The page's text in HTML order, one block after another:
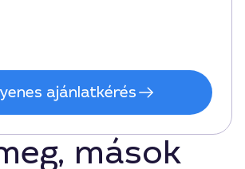
ajánlatkérés
mások